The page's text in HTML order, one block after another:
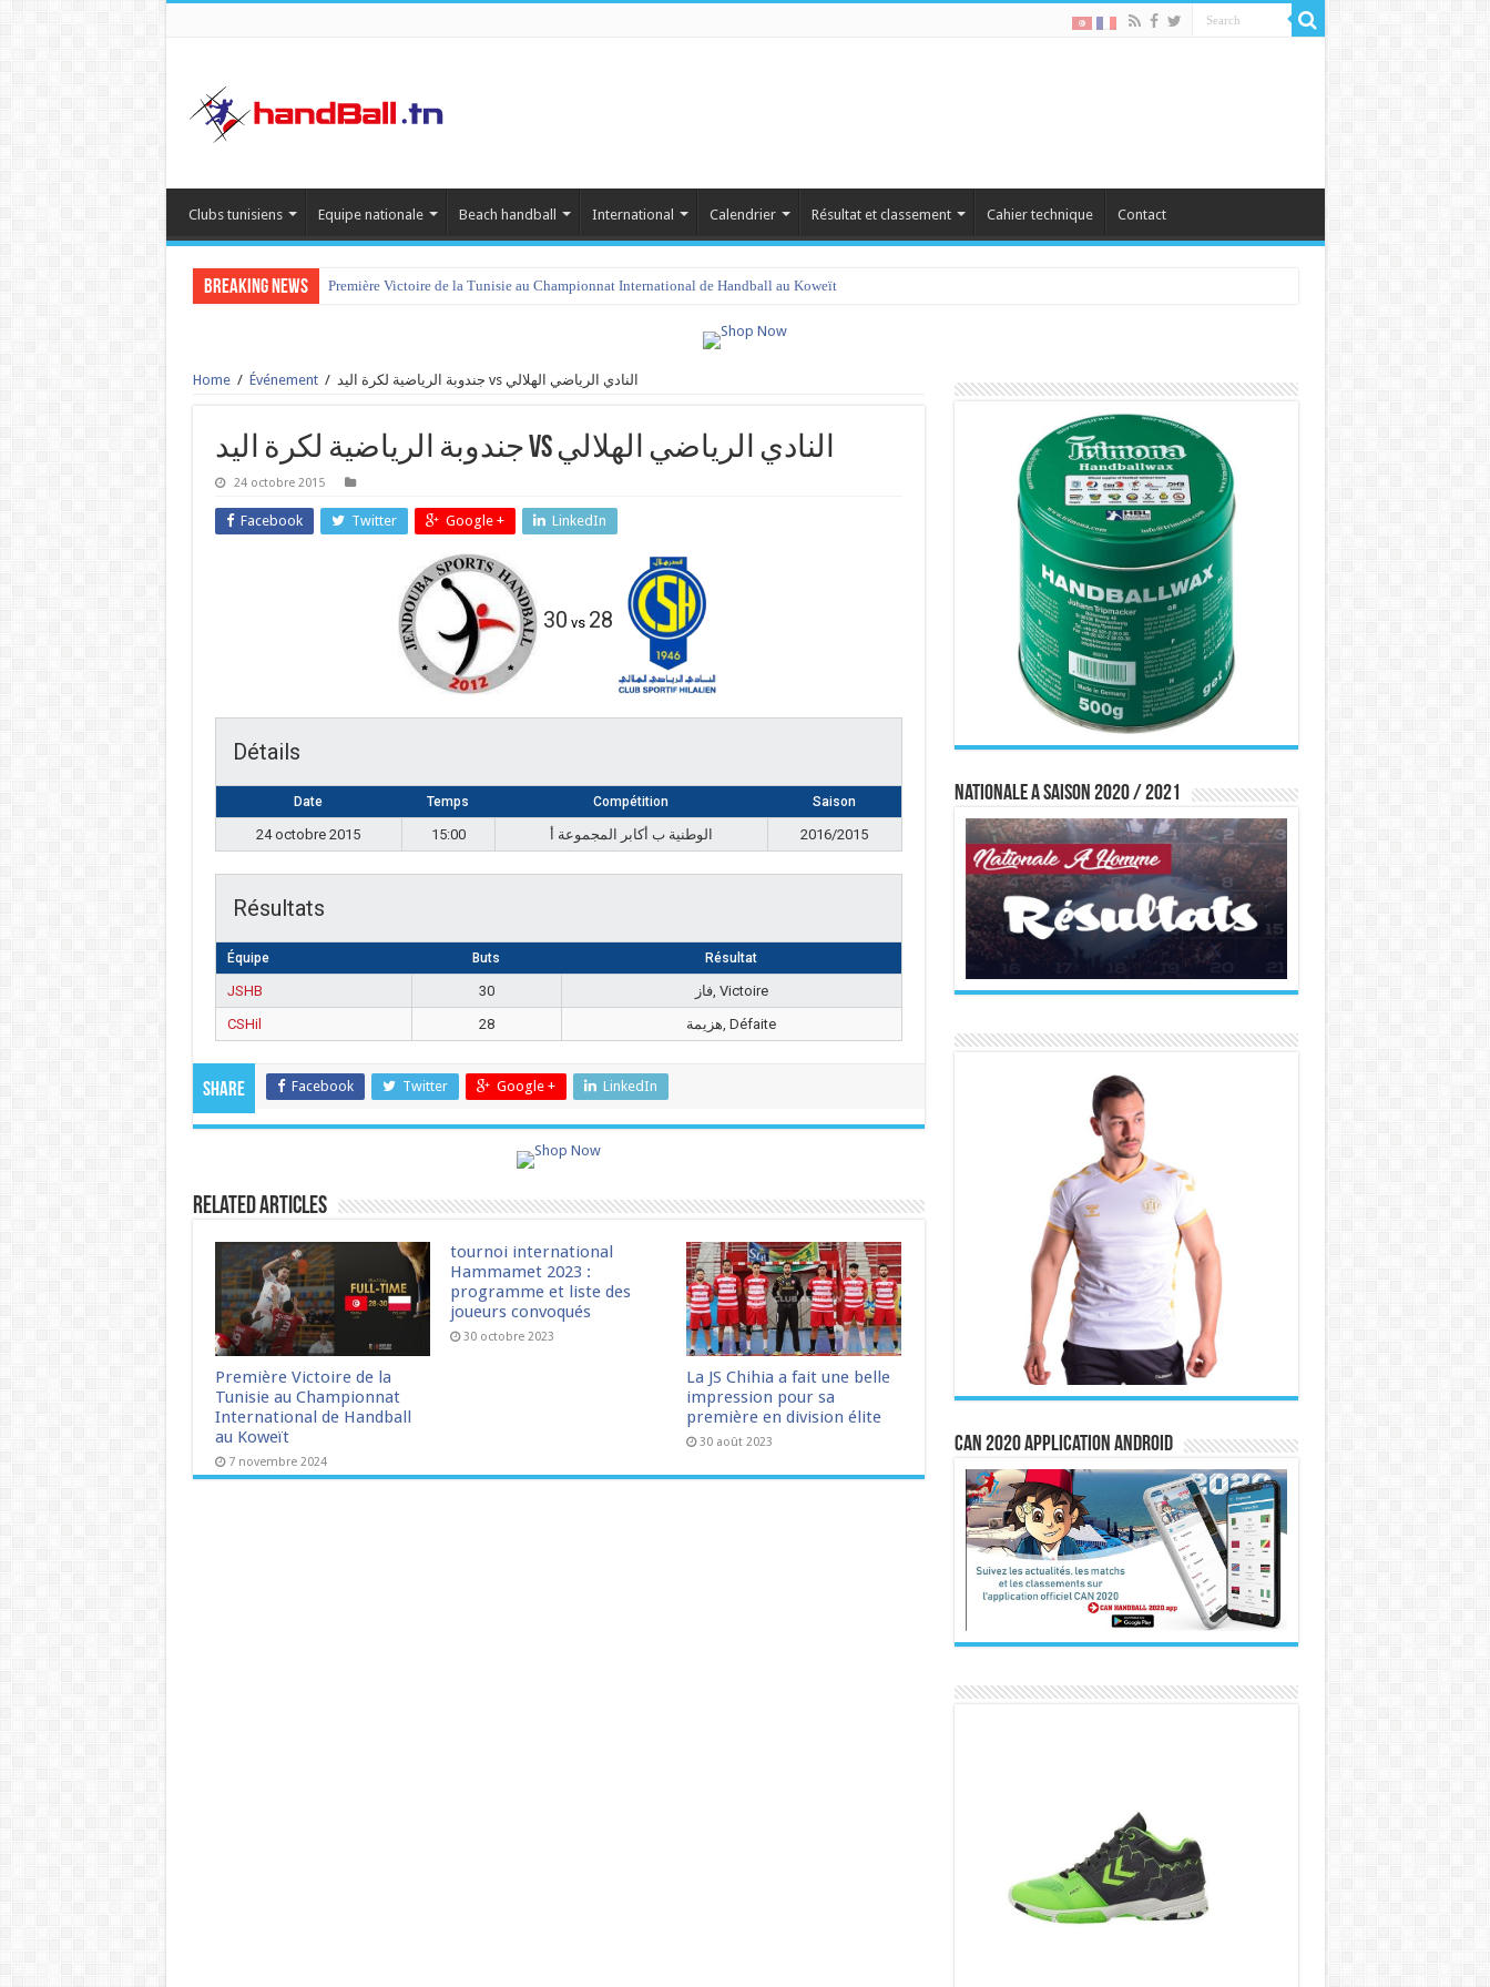
Clubs tunisiens Equipe nationale Beach handball International Calendrier Résultat et classement Cahier technique Contact
Breaking News Première Victoire de la Tunisie au Championnat International de Handball au Koweït
Home / Événement / جندوبة الرياضية لكرة اليد vs النادي الرياضي الهلالي
جندوبة الرياضية لكرة اليد vs النادي الرياضي الهلالي
24 octobre 2015
Facebook Twitter Google + LinkedIn
30 vs 28
Détails
Date Temps Compétition Saison
24 octobre 2015 15:00 الوطنية ب أكابر المجموعة أ 2016/2015
Résultats
Équipe Buts Résultat
JSHB 30
فاز, Victoire
CSHil
28 هزيمة, Défaite
Share Facebook Twitter Google + LinkedIn
Related Articles
Première Victoire de la
Tunisie au Championnat
International de Handball
au Koweït
7 novembre 2024
tournoi international
Hammamet 2023 :
programme et liste des
joueurs convoqués
30 octobre 2023
La JS Chihia a fait une belle
impression pour sa
première en division élite
30 août 2023
Nationale A saison 2020 / 2021
CAN 2020 Application Android